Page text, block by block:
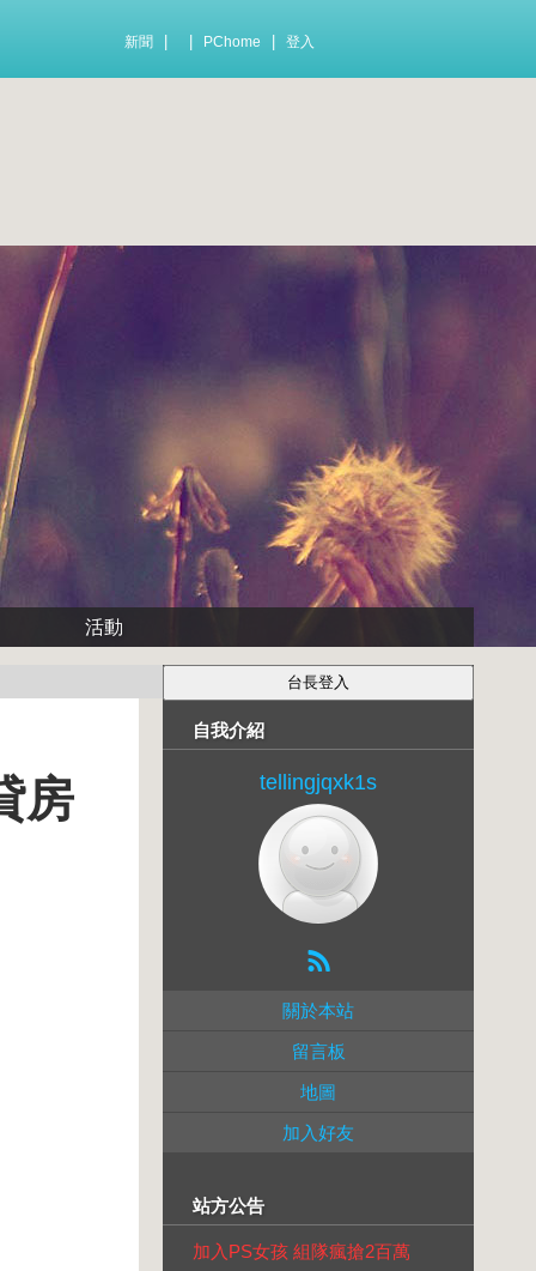
新聞 PChome 登入
活動
房
自我介紹
tellingjqxk1s
關於本站
留言板
地圖
加入好友
站方公告
加入PS女孩 組隊瘋搶2百萬